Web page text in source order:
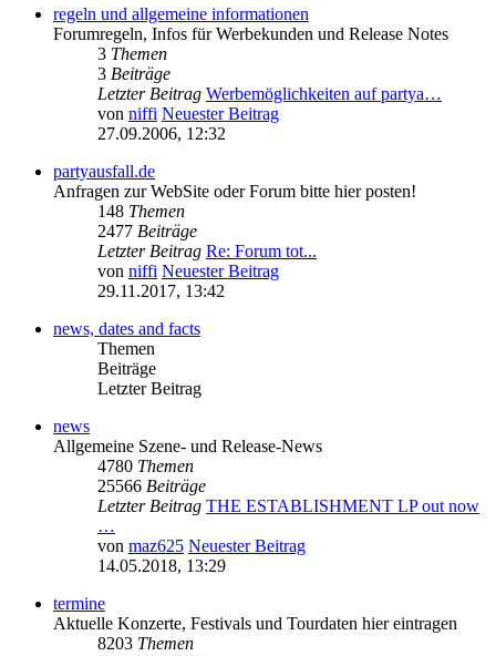
regeln und allgemeine informationen
Forumregeln, Infos für Werbekunden und Release Notes
3 Themen
3 Beiträge
Letzter Beitrag Werbemöglichkeiten auf partya…
von niffi Neuester Beitrag
27.09.2006, 12:32
partyausfall.de
Anfragen zur WebSite oder Forum bitte hier posten!
148 Themen
2477 Beiträge
Letzter Beitrag Re: Forum tot...
von niffi Neuester Beitrag
29.11.2017, 13:42
news, dates and facts
Themen
Beiträge
Letzter Beitrag
news
Allgemeine Szene- und Release-News
4780 Themen
25566 Beiträge
Letzter Beitrag THE ESTABLISHMENT LP out now
…
von maz625 Neuester Beitrag
14.05.2018, 13:29
termine
Aktuelle Konzerte, Festivals und Tourdaten hier eintragen
8203 Themen